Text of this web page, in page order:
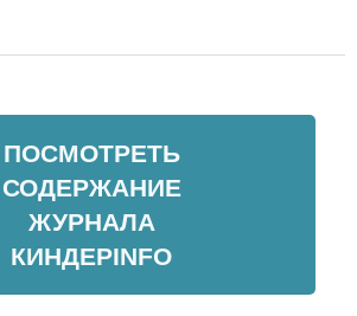
ПОСМОТРЕТЬ
СОДЕРЖАНИЕ
ЖУРНАЛА
КИНДЕРINFO